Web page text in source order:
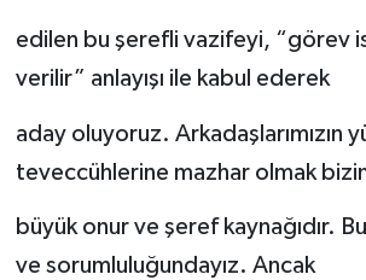
edilen bu şerefli vazifeyi, “görev
verilir” anlayışı ile kabul ederek
aday oluyoruz. Arkadaşlarımızın
teveccühlerine mazhar olmak
büyük onur ve şeref kaynağıdır.
ve sorumluluğundayız. Ancak